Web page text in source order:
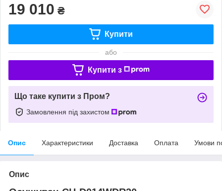
19 010 ₴
Купити
або
Купити з
Що таке купити з Пром?
Замовлення під захистом
Опис Характеристики Доставка Оплата Умови
Опис